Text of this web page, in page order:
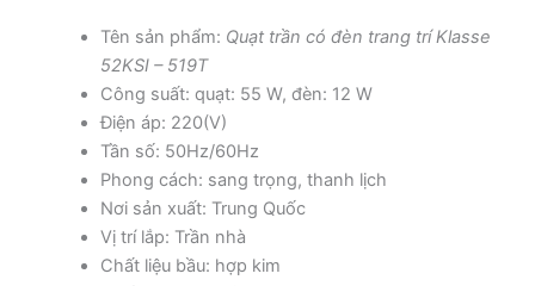
Tên sản phẩm: Quạt trần có đèn trang trí Klasse
52KSI – 519T
Công suất: quạt: 55 W, đèn: 12 W
Điện áp: 220(V)
Tần số: 50Hz/60Hz
Phong cách: sang trọng, thanh lịch
Nơi sản xuất: Trung Quốc
Vị trí lắp: Trần nhà
Chất liệu bầu: hợp kim